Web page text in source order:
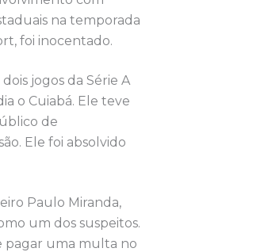
na temporada
foi inocentado.
jogos da Série A
o Cuiabá. Ele teve
de
Ele foi absolvido
Paulo Miranda,
um dos suspeitos.
pagar uma multa no